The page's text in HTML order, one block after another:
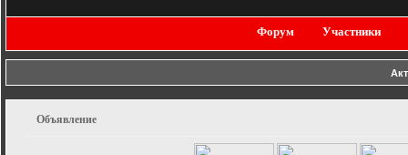
Форум Участники
Объявление